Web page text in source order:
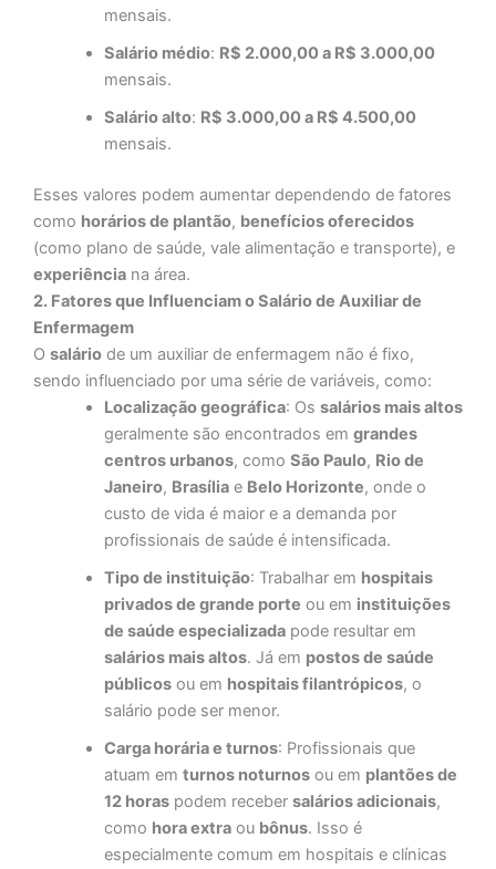
mensais.
Salário médio: R$ 2.000,00 a R$ 3.000,00
mensais.
Salário alto: R$ 3.000,00 a R$ 4.500,00
mensais.
Esses valores podem aumentar dependendo de fatores
como horários de plantão, benefícios oferecidos
(como plano de saúde, vale alimentação e transporte), e
experiência na área.
2. Fatores que Influenciam o Salário de Auxiliar de
Enfermagem
O salário de um auxiliar de enfermagem não é fixo,
sendo influenciado por uma série de variáveis, como:
Localização geográfica: Os salários mais altos
geralmente são encontrados em grandes
centros urbanos, como São Paulo, Rio de
Janeiro, Brasíliae Belo Horizonte, onde o
custo de vida é maior e a demanda por
profissionais de saúde é intensificada.
Tipo de instituição: Trabalhar em hospitais
privados de grande porte ou em instituições
de saúde especializadapode resultar em
salários mais altos. Já em postos de saúde
públicosou em hospitais filantrópicos, o
salário pode ser menor.
Carga horária e turnos: Profissionais que
atuam em turnos noturnosou em plantões de
12 horaspodem receber salários adicionais,
como hora extraou bônus. Isso é
especialmente comum em hospitais e clínicas